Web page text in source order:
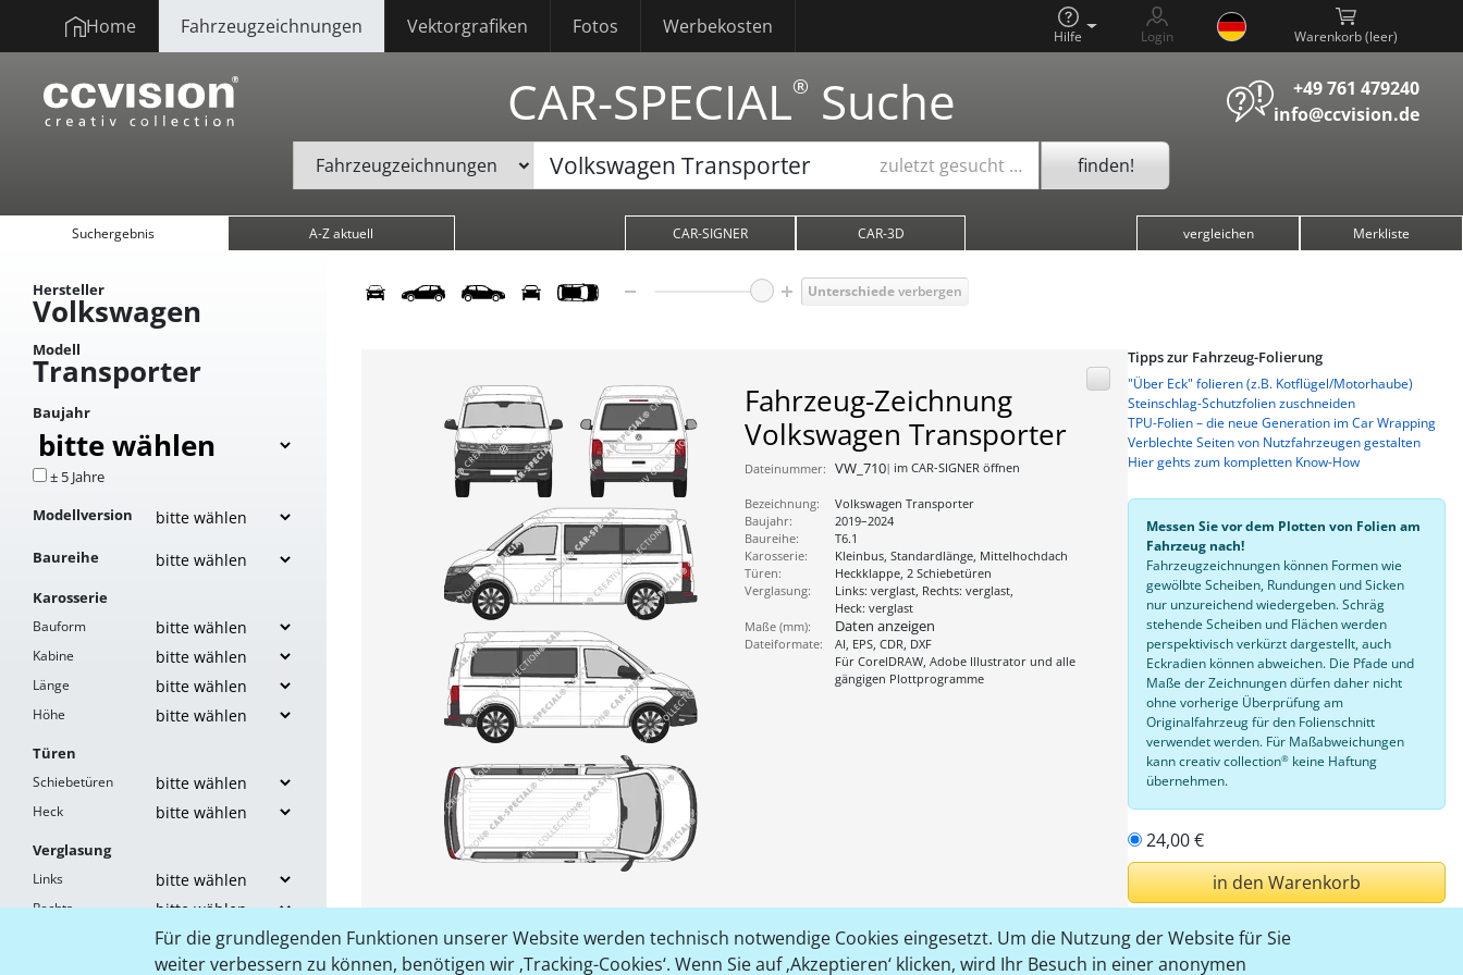
Für die grundlegenden Funktionen unserer Website werden technisch notwendige Cookies eingesetzt. Um die Nutzung der Website für Sie
weiter verbessern zu können, benötigen wir ‚Tracking-Cookies‘. Wenn Sie auf ‚Akzeptieren‘ klicken, wird Ihr Besuch in einer anonymen
Home Fahrzeugzeichnungen Vektorgrafiken Fotos Werbekosten Hilfe Login Warenkorb ( )
CAR-SPECIAL® Suche
+49 761 479240
info@ccvision.de
zuletzt gesucht … finden!
Suchergebnis A-Z aktuell CAR-SIGNER CAR-3D vergleichen Merkliste
Hersteller
Volkswagen
Modell
Transporter
Baujahr
± 5 Jahre
Modellversion
Baureihe
Karosserie
Bauform
Kabine
Länge
Höhe
Türen
Schiebetüren
Heck
Verglasung
Links
Rechts
Unterschiedeverbergen
Fahrzeug-Zeichnung
Volkswagen Transporter
Dateinummer: VW_710 im CAR-SIGNER öffnen
Bezeichnung:
Volkswagen Transporter
Baujahr:
2019–2024
Baureihe:
T6.1
Karosserie:
Kleinbus, Standardlänge, Mittelhochdach
Türen:
Heckklappe, 2 Schiebetüren
Verglasung:
Links: verglast, Rechts: verglast,
Heck: verglast
Maße (mm):
Daten anzeigen
Dateiformate:
AI, EPS, CDR, DXF
Für CorelDRAW, Adobe Illustrator und alle
gängigen Plottprogramme
Tipps zur Fahrzeug-Folierung
"Über Eck" folieren (z.B. Kotflügel/Motorhaube)
Steinschlag-Schutzfolien zuschneiden
TPU-Folien – die neue Generation im Car Wrapping
Verblechte Seiten von Nutzfahrzeugen gestalten
Hier gehts zum kompletten Know-How
Messen Sie vor dem Plotten von Folien am
Fahrzeug nach!
Fahrzeugzeichnungen können Formen wie
gewölbte Scheiben, Rundungen und Sicken
nur unzureichend wiedergeben. Schräg
stehende Scheiben und Flächen werden
perspektivisch verkürzt dargestellt, auch
Eckradien können abweichen. Die Pfade und
Maße der Zeichnungen dürfen daher nicht
ohne vorherige Überprüfung am
Originalfahrzeug für den Folienschnitt
verwendet werden. Für Maßabweichungen
kann creativ collection® keine Haftung
übernehmen.
24,00 €
in den Warenkorb
einloggen